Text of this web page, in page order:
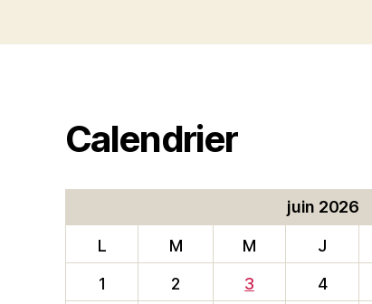
Calendrier
juin 2026
L M M J
1
2 3 4